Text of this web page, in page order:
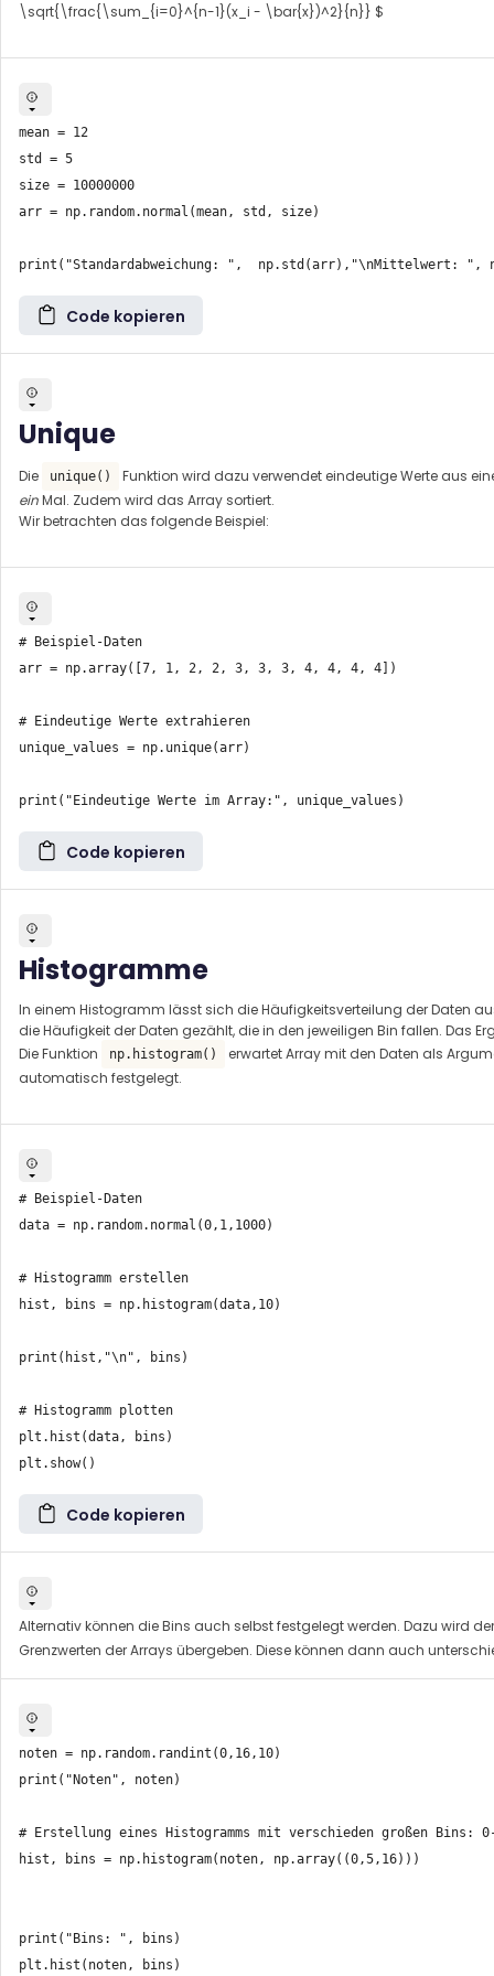
\sqrt{\frac{\sum_{i=0}^{n-1}(x_i - \bar{x})^2}{n}} $
mean = 12
std = 5
size = 10000000
arr = np.random.normal(mean, std, size)
Code kopieren
Unique
Die unique()
Funktion wird dazu verwendet eindeutige Werte aus
einMal. Zudem wird das Array sortiert.
Wir betrachten das folgende Beispiel:
# Beispiel-Daten
arr = np.array([7, 1, 2, 2, 3, 3, 3, 4, 4, 4, 4])
# Eindeutige Werte extrahieren
unique_values = np.unique(arr)
Code kopieren
Histogramme
In einem Histogramm lässt sich die Häufigkeitsverteilung der Daten
die Häufigkeit der Daten gezählt, die in den jeweiligen Bin fallen. Das
Die Funktion
np.histogram()
erwartet Array mit den Daten als
automatisch festgelegt.
# Beispiel-Daten
data = np.random.normal(0,1,1000)
# Histogramm erstellen
hist, bins = np.histogram(data,10)
print(hist,"\n", bins)
# Histogramm plotten
plt.hist(data, bins)
Code kopieren
Alternativ können die Bins auch selbst festgelegt werden. Dazu wird
Grenzwerten der Arrays übergeben. Diese können dann auch
noten = np.random.randint(0,16,10)
print("Noten", noten)
# Erstellung eines Histogramms mit verschieden großen Bins:
hist, bins = np.histogram(noten, np.array((0,5,16)))
print("Bins: ", bins)
plt.hist(noten, bins)